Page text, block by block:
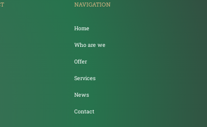
NAVIGATION
Home
Who are we
Offer
Services
News
Contact